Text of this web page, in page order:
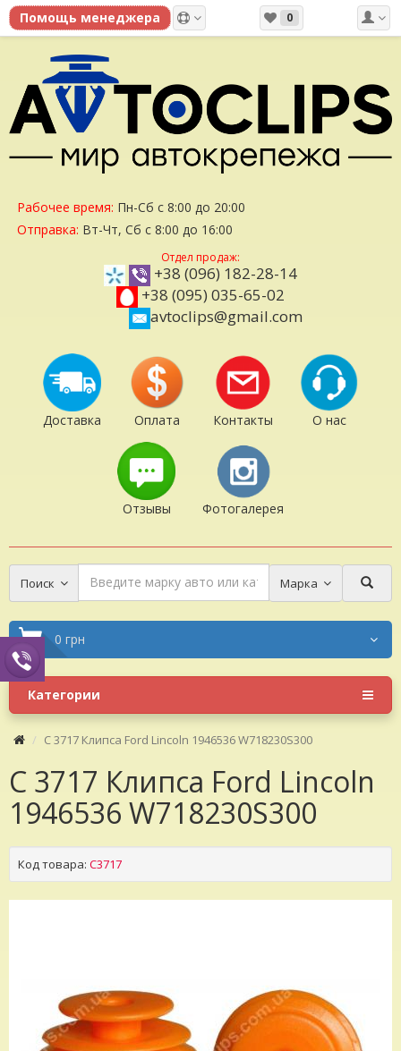
0
Рабочее время: Пн-Сб с 8:00 до 20:00
Отправка: Вт-Чт, Сб с 8:00 до 16:00
Отдел продаж:
+38 (096) 182-28-14
+38 (095) 035-65-02
avtoclips@gmail.com
Доставка Оплата Контакты О нас
Отзывы Фотогалерея
Поиск Марка
0 грн
Категории
C 3717 Клипса Ford Lincoln 1946536 W718230S300
C 3717 Клипса Ford Lincoln
1946536 W718230S300
Код товара: C3717